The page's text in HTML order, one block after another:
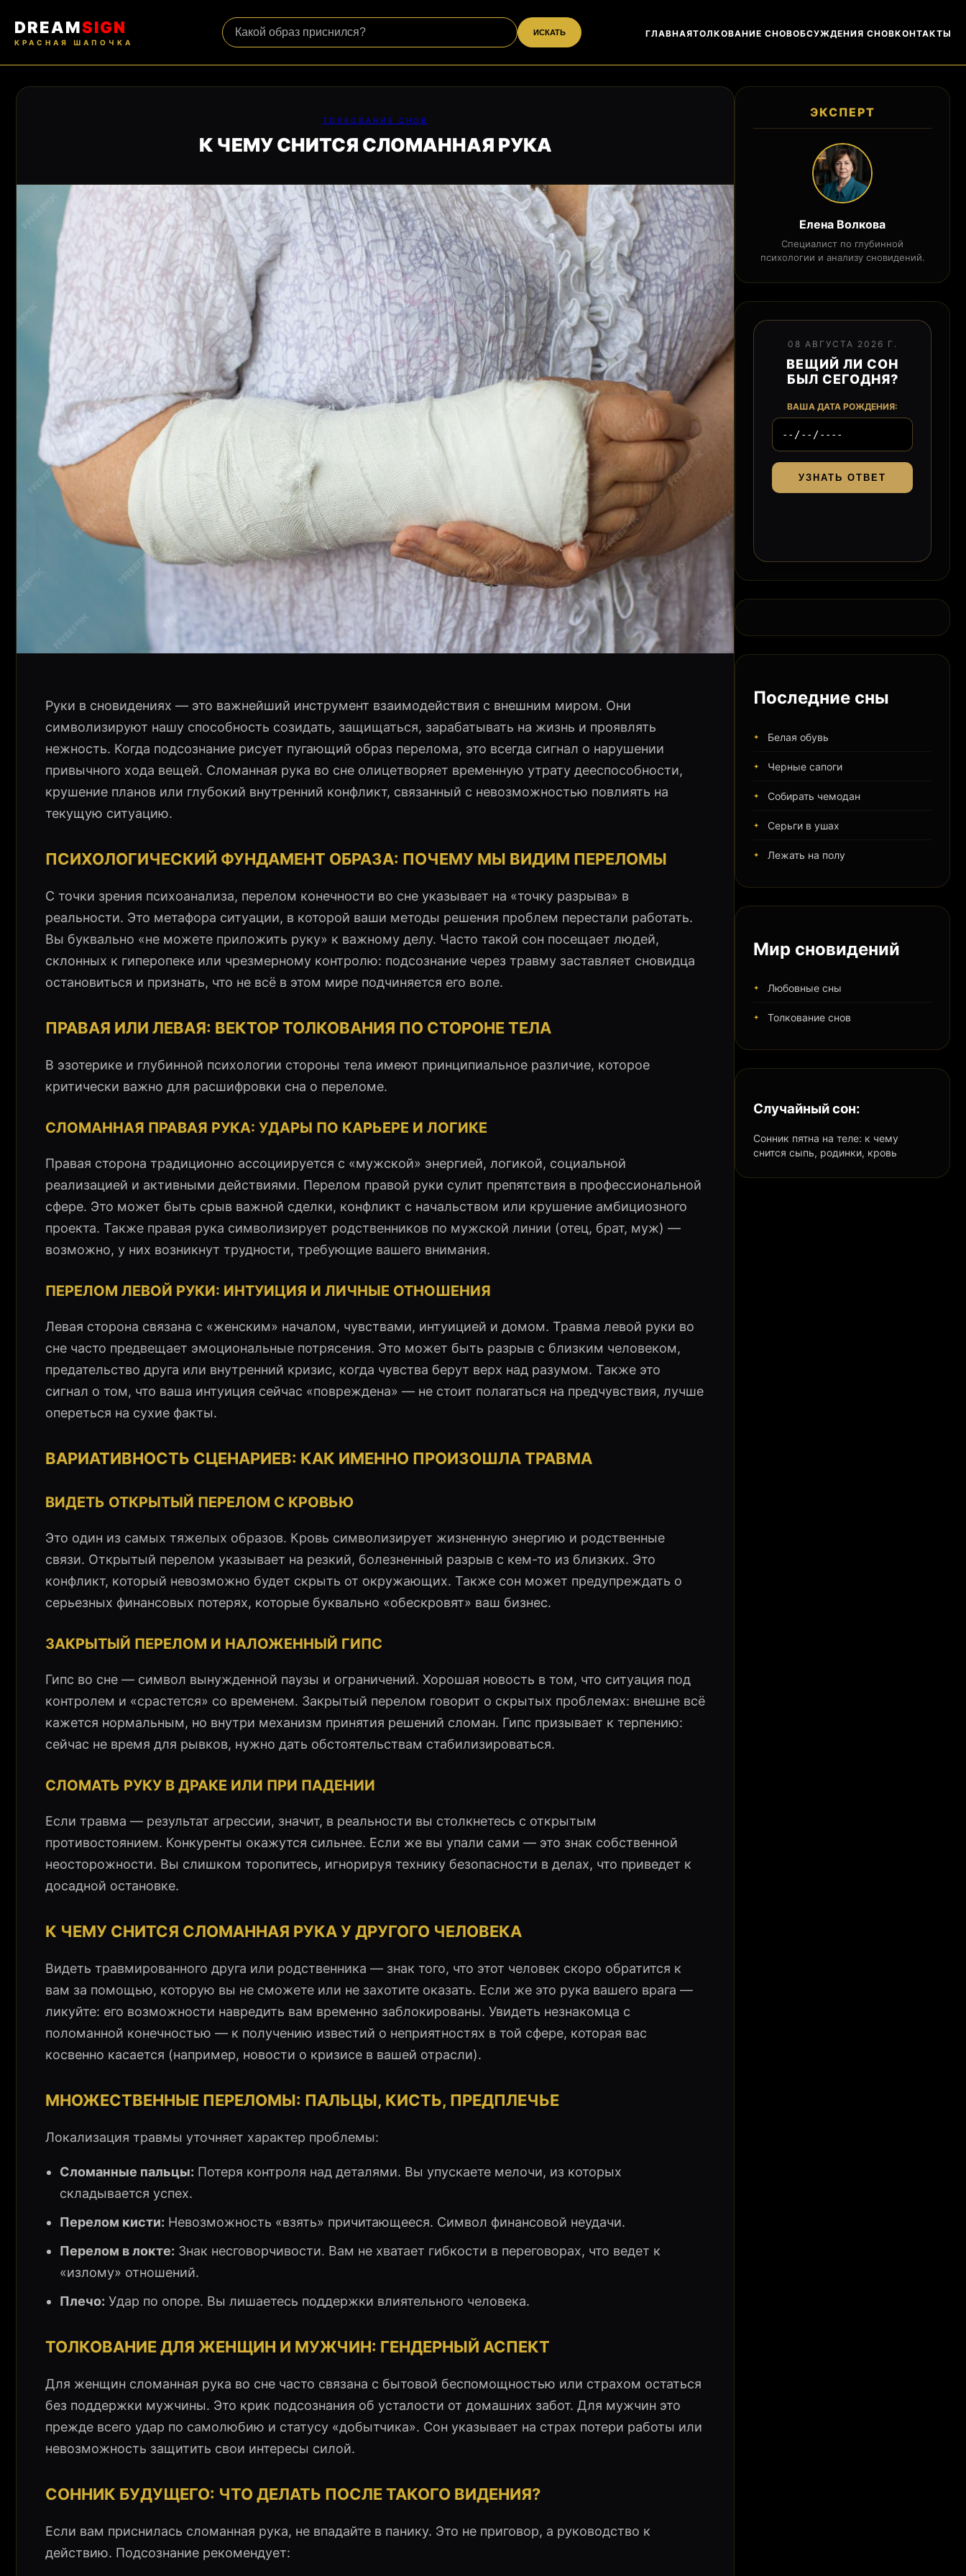
DREAMSIGN
КРАСНАЯ ШАПОЧКА
ИСКАТЬ ГЛАВНАЯТОЛКОВАНИЕ СНОВОБСУЖДЕНИЯ СНОВКОНТАКТЫ
ТОЛКОВАНИЕ СНОВ
К ЧЕМУ СНИТСЯ СЛОМАННАЯ РУКА
Руки в сновидениях — это важнейший инструмент взаимодействия с внешним миром. Они
символизируют нашу способность созидать, защищаться, зарабатывать на жизнь и проявлять
нежность. Когда подсознание рисует пугающий образ перелома, это всегда сигнал о нарушении
привычного хода вещей. Сломанная рука во сне олицетворяет временную утрату дееспособности,
крушение планов или глубокий внутренний конфликт, связанный с невозможностью повлиять на
текущую ситуацию.
ПСИХОЛОГИЧЕСКИЙ ФУНДАМЕНТ ОБРАЗА: ПОЧЕМУ МЫ ВИДИМ ПЕРЕЛОМЫ
С точки зрения психоанализа, перелом конечности во сне указывает на «точку разрыва» в
реальности. Это метафора ситуации, в которой ваши методы решения проблем перестали работать.
Вы буквально «не можете приложить руку» к важному делу. Часто такой сон посещает людей,
склонных к гиперопеке или чрезмерному контролю: подсознание через травму заставляет сновидца
остановиться и признать, что не всё в этом мире подчиняется его воле.
ПРАВАЯ ИЛИ ЛЕВАЯ: ВЕКТОР ТОЛКОВАНИЯ ПО СТОРОНЕ ТЕЛА
В эзотерике и глубинной психологии стороны тела имеют принципиальное различие, которое
критически важно для расшифровки сна о переломе.
СЛОМАННАЯ ПРАВАЯ РУКА: УДАРЫ ПО КАРЬЕРЕ И ЛОГИКЕ
Правая сторона традиционно ассоциируется с «мужской» энергией, логикой, социальной
реализацией и активными действиями. Перелом правой руки сулит препятствия в профессиональной
сфере. Это может быть срыв важной сделки, конфликт с начальством или крушение амбициозного
проекта. Также правая рука символизирует родственников по мужской линии (отец, брат, муж) —
возможно, у них возникнут трудности, требующие вашего внимания.
ПЕРЕЛОМ ЛЕВОЙ РУКИ: ИНТУИЦИЯ И ЛИЧНЫЕ ОТНОШЕНИЯ
Левая сторона связана с «женским» началом, чувствами, интуицией и домом. Травма левой руки во
сне часто предвещает эмоциональные потрясения. Это может быть разрыв с близким человеком,
предательство друга или внутренний кризис, когда чувства берут верх над разумом. Также это
сигнал о том, что ваша интуиция сейчас «повреждена» — не стоит полагаться на предчувствия, лучше
опереться на сухие факты.
ВАРИАТИВНОСТЬ СЦЕНАРИЕВ: КАК ИМЕННО ПРОИЗОШЛА ТРАВМА
ВИДЕТЬ ОТКРЫТЫЙ ПЕРЕЛОМ С КРОВЬЮ
Это один из самых тяжелых образов. Кровь символизирует жизненную энергию и родственные
связи. Открытый перелом указывает на резкий, болезненный разрыв с кем-то из близких. Это
конфликт, который невозможно будет скрыть от окружающих. Также сон может предупреждать о
серьезных финансовых потерях, которые буквально «обескровят» ваш бизнес.
ЗАКРЫТЫЙ ПЕРЕЛОМ И НАЛОЖЕННЫЙ ГИПС
Гипс во сне — символ вынужденной паузы и ограничений. Хорошая новость в том, что ситуация под
контролем и «срастется» со временем. Закрытый перелом говорит о скрытых проблемах: внешне всё
кажется нормальным, но внутри механизм принятия решений сломан. Гипс призывает к терпению:
сейчас не время для рывков, нужно дать обстоятельствам стабилизироваться.
СЛОМАТЬ РУКУ В ДРАКЕ ИЛИ ПРИ ПАДЕНИИ
Если травма — результат агрессии, значит, в реальности вы столкнетесь с открытым
противостоянием. Конкуренты окажутся сильнее. Если же вы упали сами — это знак собственной
неосторожности. Вы слишком торопитесь, игнорируя технику безопасности в делах, что приведет к
досадной остановке.
К ЧЕМУ СНИТСЯ СЛОМАННАЯ РУКА У ДРУГОГО ЧЕЛОВЕКА
Видеть травмированного друга или родственника — знак того, что этот человек скоро обратится к
вам за помощью, которую вы не сможете или не захотите оказать. Если же это рука вашего врага —
ликуйте: его возможности навредить вам временно заблокированы. Увидеть незнакомца с
поломанной конечностью — к получению известий о неприятностях в той сфере, которая вас
косвенно касается (например, новости о кризисе в вашей отрасли).
МНОЖЕСТВЕННЫЕ ПЕРЕЛОМЫ: ПАЛЬЦЫ, КИСТЬ, ПРЕДПЛЕЧЬЕ
Локализация травмы уточняет характер проблемы:
Сломанные пальцы: Потеря контроля над деталями. Вы упускаете мелочи, из которых
складывается успех.
Перелом кисти: Невозможность «взять» причитающееся. Символ финансовой неудачи.
Перелом в локте: Знак несговорчивости. Вам не хватает гибкости в переговорах, что ведет к
«излому» отношений.
Плечо: Удар по опоре. Вы лишаетесь поддержки влиятельного человека.
ТОЛКОВАНИЕ ДЛЯ ЖЕНЩИН И МУЖЧИН: ГЕНДЕРНЫЙ АСПЕКТ
Для женщин сломанная рука во сне часто связана с бытовой беспомощностью или страхом остаться
без поддержки мужчины. Это крик подсознания об усталости от домашних забот. Для мужчин это
прежде всего удар по самолюбию и статусу «добытчика». Сон указывает на страх потери работы или
невозможность защитить свои интересы силой.
СОННИК БУДУЩЕГО: ЧТО ДЕЛАТЬ ПОСЛЕ ТАКОГО ВИДЕНИЯ?
Если вам приснилась сломанная рука, не впадайте в панику. Это не приговор, а руководство к
действию. Подсознание рекомендует:
ЭКСПЕРТ
Елена Волкова
Специалист по глубинной
психологии и анализу сновидений.
08 АВГУСТА 2026 Г.
ВЕЩИЙ ЛИ СОН
БЫЛ СЕГОДНЯ?
ВАША ДАТА РОЖДЕНИЯ:
УЗНАТЬ ОТВЕТ
Последние сны
Белая обувь
Черные сапоги
Собирать чемодан
Серьги в ушах
Лежать на полу
Мир сновидений
Любовные сны
Толкование снов
Случайный сон:
Сонник пятна на теле: к чему
снится сыпь, родинки, кровь